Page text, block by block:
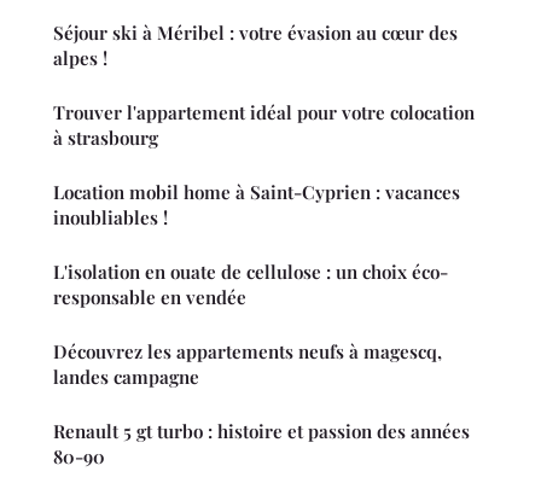
Séjour ski à Méribel : votre évasion au cœur des
alpes !
Trouver l'appartement idéal pour votre colocation
à strasbourg
Location mobil home à Saint-Cyprien : vacances
inoubliables !
L'isolation en ouate de cellulose : un choix éco-
responsable en vendée
Découvrez les appartements neufs à magescq,
landes campagne
Renault 5 gt turbo : histoire et passion des années
80-90